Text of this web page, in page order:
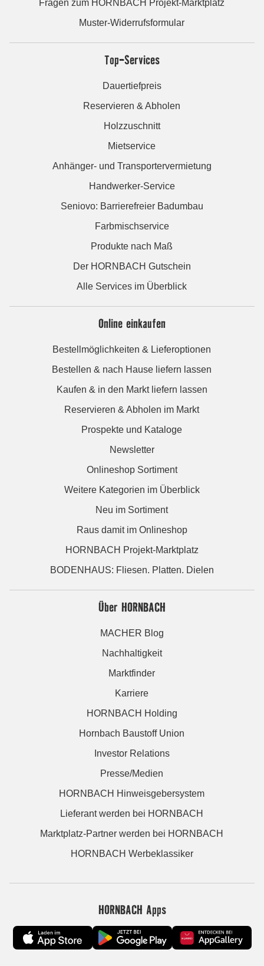
Fragen zum HORNBACH Projekt-Marktplatz
Muster-Widerrufsformular
Top-Services
Dauertiefpreis
Reservieren & Abholen
Holzzuschnitt
Mietservice
Anhänger- und Transportervermietung
Handwerker-Service
Seniovo: Barrierefreier Badumbau
Farbmischservice
Produkte nach Maß
Der HORNBACH Gutschein
Alle Services im Überblick
Online einkaufen
Bestellmöglichkeiten & Lieferoptionen
Bestellen & nach Hause liefern lassen
Kaufen & in den Markt liefern lassen
Reservieren & Abholen im Markt
Prospekte und Kataloge
Newsletter
Onlineshop Sortiment
Weitere Kategorien im Überblick
Neu im Sortiment
Raus damit im Onlineshop
HORNBACH Projekt-Marktplatz
BODENHAUS: Fliesen. Platten. Dielen
Über HORNBACH
MACHER Blog
Nachhaltigkeit
Marktfinder
Karriere
HORNBACH Holding
Hornbach Baustoff Union
Investor Relations
Presse/Medien
HORNBACH Hinweisgebersystem
Lieferant werden bei HORNBACH
Marktplatz-Partner werden bei HORNBACH
HORNBACH Werbeklassiker
HORNBACH Apps